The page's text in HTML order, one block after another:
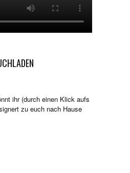
ihr (durch einen Klick aufs
zu euch nach Hause